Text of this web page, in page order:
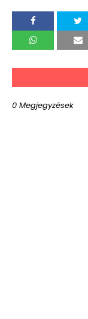
0 Megjegyzések